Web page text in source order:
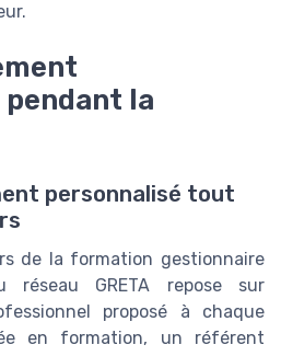
la
personnalisé tout
de la formation gestionnaire
GRETA repose sur
proposé à chaque
en formation, un référent